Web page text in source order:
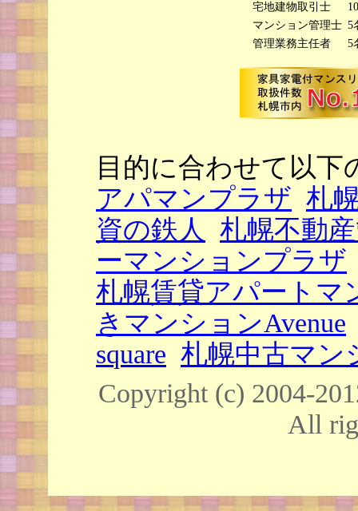
宅地建物取引士
マンション管理士 5
管理業務主任者
5
目的に合わせて以
アパマンプラザ 札
資の鉄人
札幌不動
ーマンションプラザ
札幌賃貸アパートマ
きマンションAvenue
square 札幌中古マン
Copyright (c) 2004-
All